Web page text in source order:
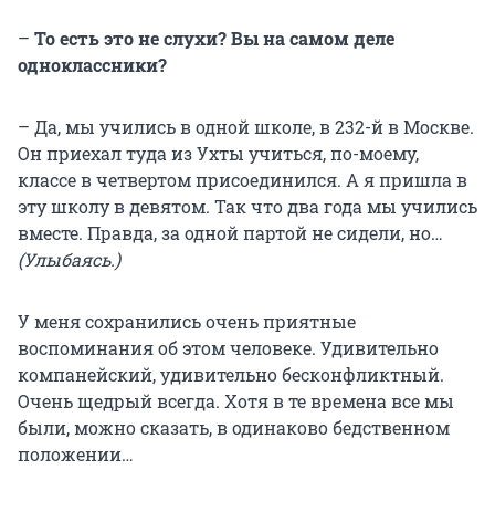
– То есть это не слухи? Вы на самом деле
одноклассники?
– Да, мы учились в одной школе, в 232-й в Москве.
Он приехал туда из Ухты учиться, по-моему,
классе в четвертом присоединился. А я пришла в
эту школу в девятом. Так что два года мы учились
вместе. Правда, за одной партой не сидели, но…
(Улыбаясь.)
У меня сохранились очень приятные
воспоминания об этом человеке. Удивительно
компанейский, удивительно бесконфликтный.
Очень щедрый всегда. Хотя в те времена все мы
были, можно сказать, в одинаково бедственном
положении…